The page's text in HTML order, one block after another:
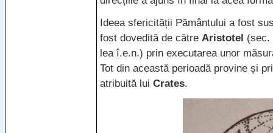
Ideea sfericității Pământului a fost
fost dovedită de către Aristotel
lea î.e.n.) prin executarea unor
Tot din această perioadă provine și
atribuită lui Crates.